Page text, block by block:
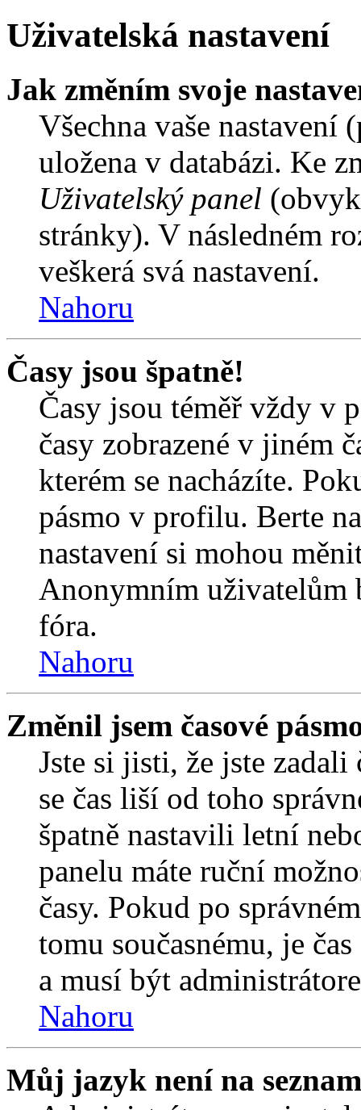
Uživatelská nastavení
Jak změním svoje
Všechna vaše
uložena v databázi. Ke
Uživatelský panel
stránky). V následném
veškerá svá nastavení.
Nahoru
Časy jsou špatně!
Časy jsou téměř vždy v
časy zobrazené v jiném
kterém se nacházíte.
pásmo v profilu. Berte
nastavení si mohou
Anonymním uživatelům
fóra.
Nahoru
Změnil jsem časové
Jste si jisti, že jste zadali
se čas liší od toho
špatně nastavili letní
panelu máte ruční
časy. Pokud po
tomu současnému, je
a musí být
Nahoru
Můj jazyk není na